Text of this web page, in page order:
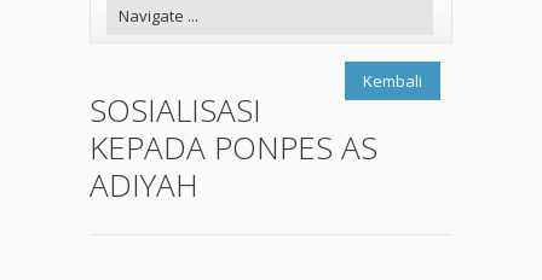
Kembali
SOSIALISASI
KEPADA PONPES AS
ADIYAH